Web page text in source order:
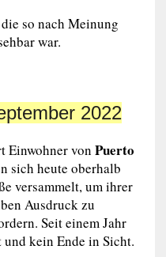
so nach Meinung
war.
2022
Einwohner von Puerto
sich heute oberhalb
versammelt, um ihrer
Ausdruck zu
Seit einem Jahr
kein Ende in Sicht.